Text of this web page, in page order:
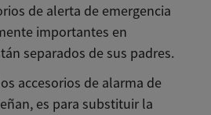
de alerta de emergencia
importantes en
separados de sus padres.
accesorios de alarma de
es para substituir la